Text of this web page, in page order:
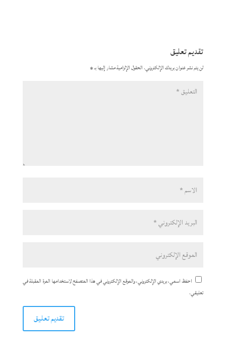
تقديم تعليق
لن يتم نشر عنوان بريدك الإلكتروني. الحقول الإلزامية مشار إليها بـ*
احفظ اسمي، بريدي الإلكتروني، والموقع الإلكتروني في هذا المتصفح لاستخدامها المرة المقبلة في
تعليقي.